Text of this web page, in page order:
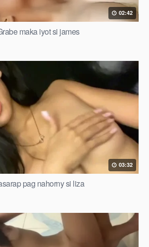
02:42
maka iyot si james
03:32
pag nahorny si liza